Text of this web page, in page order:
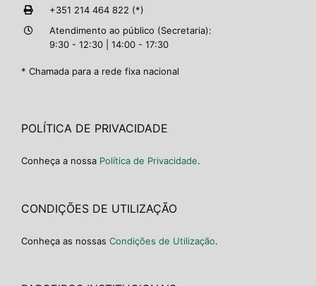
+351 214 464 822 (*)
Atendimento ao público (Secretaria):
9:30 - 12:30 | 14:00 - 17:30
* Chamada para a rede fixa nacional
POLÍTICA DE PRIVACIDADE
Conheça a nossa Política de Privacidade.
CONDIÇÕES DE UTILIZAÇÃO
Conheça as nossas Condições de Utilização.